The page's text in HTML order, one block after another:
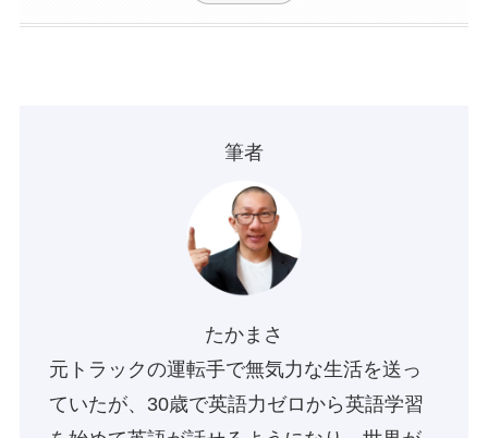
筆者
たかまさ
元トラックの運転手で無気力な生活を送っ
ていたが、30歳で英語力ゼロから英語学習